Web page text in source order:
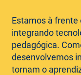
Estamos à frente
integrando
pedagógica.
desenvolvemos
tornam o